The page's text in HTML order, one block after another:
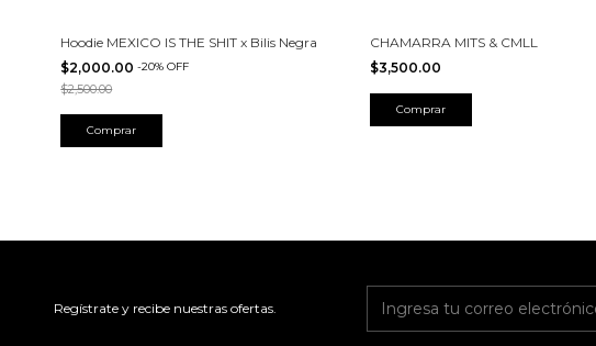
Hoodie MEXICO IS THE SHIT x Bilis Negra
$2,000.00-20%OFF
$2,500.00
Comprar
CHAMARRA MITS & CMLL
$3,500.00
Comprar
Regístrate y recibe nuestras ofertas.